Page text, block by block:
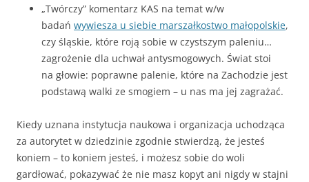
„Twórczy” komentarz KAS na temat w/w
badań wywiesza u siebie marszałkostwo małopolskie,
czy śląskie, które roją sobie w czystszym paleniu…
zagrożenie dla uchwał antysmogowych. Świat stoi
na głowie: poprawne palenie, które na Zachodzie jest
podstawą walki ze smogiem – u nas ma jej zagrażać.
Kiedy uznana instytucja naukowa i organizacja uchodząca
za autorytet w dziedzinie zgodnie stwierdzą, że jesteś
koniem – to koniem jesteś, i możesz sobie do woli
gardłować, pokazywać że nie masz kopyt ani nigdy w stajni